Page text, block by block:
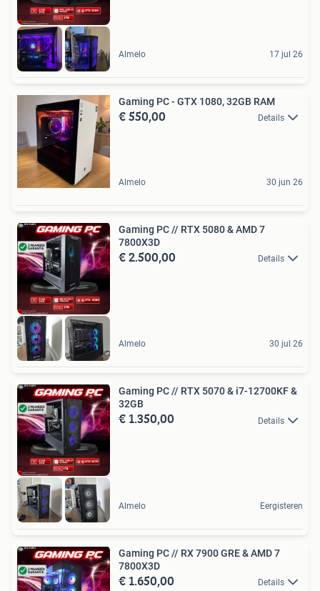
Almelo 17 jul 26
Gaming PC - GTX 1080, 32GB RAM
€ 550,00 Details
Almelo 30 jun 26
Gaming PC // RTX 5080 & AMD 7
7800X3D
€ 2.500,00 Details
Almelo 30 jul 26
Gaming PC // RTX 5070 & i7-12700KF &
32GB
€ 1.350,00 Details
Almelo Eergisteren
Gaming PC // RX 7900 GRE & AMD 7
7800X3D
€ 1.650,00 Details